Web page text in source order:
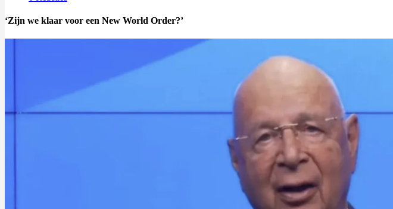
‘Zijn we klaar voor een New World Order?’